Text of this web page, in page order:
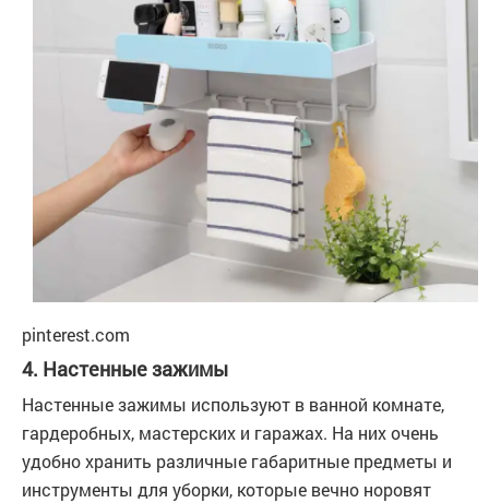
pinterest.com
4. Настенные зажимы
Настенные зажимы используют в ванной комнате,
гардеробных, мастерских и гаражах. На них очень
удобно хранить различные габаритные предметы и
инструменты для уборки, которые вечно норовят